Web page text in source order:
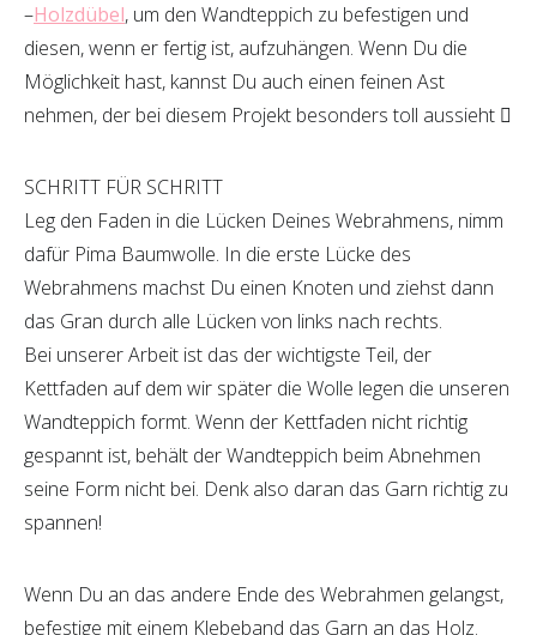
–Holzdübel, um den Wandteppich zu befestigen und
diesen, wenn er fertig ist, aufzuhängen. Wenn Du die
Möglichkeit hast, kannst Du auch einen feinen Ast
nehmen, der bei diesem Projekt besonders toll aussieht 
SCHRITT FÜR SCHRITT
Leg den Faden in die Lücken Deines Webrahmens, nimm
dafür Pima Baumwolle. In die erste Lücke des
Webrahmens machst Du einen Knoten und ziehst dann
das Gran durch alle Lücken von links nach rechts.
Bei unserer Arbeit ist das der wichtigste Teil, der
Kettfaden auf dem wir später die Wolle legen die unseren
Wandteppich formt. Wenn der Kettfaden nicht richtig
gespannt ist, behält der Wandteppich beim Abnehmen
seine Form nicht bei. Denk also daran das Garn richtig zu
spannen!
Wenn Du an das andere Ende des Webrahmen gelangst,
befestige mit einem Klebeband das Garn an das Holz.